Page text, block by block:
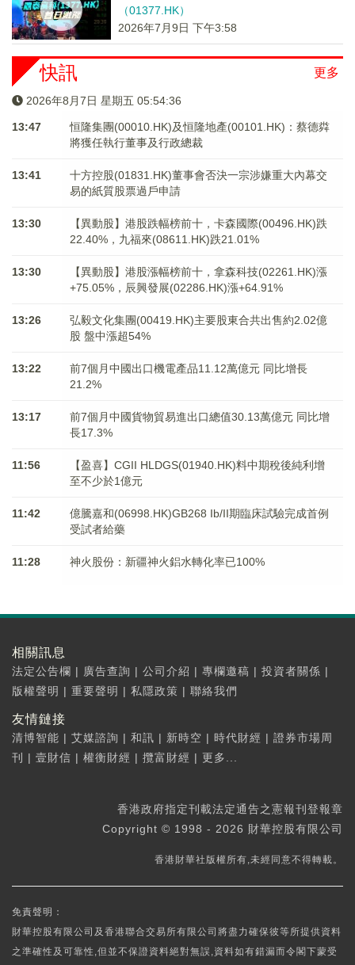
（01377.HK）
2026年7月9日 下午3:58
更多
快訊
2026年8月7日 星期五 05:54:36
13:47
恒隆集團(00010.HK)及恒隆地產(00101.HK)：蔡德粦
將獲任執行董事及行政總裁
13:41
十方控股(01831.HK)董事會否決一宗涉嫌重大內幕交
易的紙質股票過戶申請
13:30
【異動股】港股跌幅榜前十，卡森國際(00496.HK)跌
22.40%，九福來(08611.HK)跌21.01%
13:30
【異動股】港股漲幅榜前十，拿森科技(02261.HK)漲
+75.05%，辰興發展(02286.HK)漲+64.91%
13:26
弘毅文化集團(00419.HK)主要股東合共出售約2.02億
股 盤中漲超54%
13:22
前7個月中國出口機電產品11.12萬億元 同比增長
21.2%
13:17
前7個月中國貨物貿易進出口總值30.13萬億元 同比增
長17.3%
11:56
【盈喜】CGII HLDGS(01940.HK)料中期稅後純利增
至不少於1億元
11:42
億騰嘉和(06998.HK)GB268 Ib/II期臨床試驗完成首例
受試者給藥
11:28 神火股份：新疆神火鋁水轉化率已100%
相關訊息
法定公告欄 | 廣告查詢 | 公司介紹 | 專欄邀稿 | 投資者關係 |
版權聲明 | 重要聲明 | 私隱政策 | 聯絡我們
友情鏈接
清博智能 | 艾媒諮詢 | 和訊 | 新時空 | 時代財經 | 證券市場周
刊
| 壹財信 | 權衡財經 | 攬富財經 | 更多...
香港政府指定刊載法定通告之憲報刊登報章
Copyright © 1998 - 2026 財華控股有限公司
香港財華社版權所有,未經同意不得轉載。
免責聲明：
財華控股有限公司及香港聯合交易所有限公司將盡力確保彼等所提供資料
之準確性及可靠性,但並不保證資料絕對無誤,資料如有錯漏而令閣下蒙受